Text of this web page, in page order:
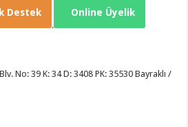
Destek
.
Online Üyelik
No: 39 K: 34 D: 3408 PK: 35530 Bayraklı /